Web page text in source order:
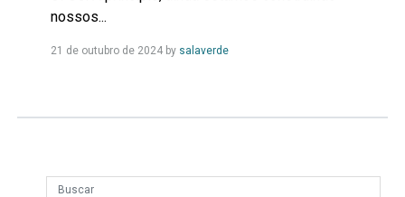
nossos...
21 de outubro de 2024by salaverdeLeia